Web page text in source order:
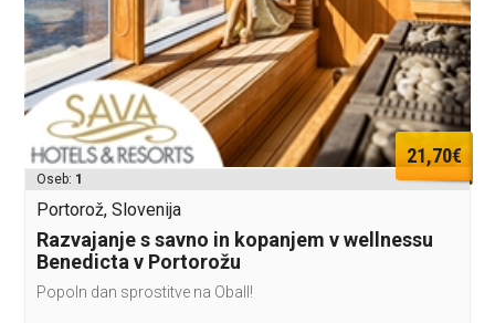
21,70€
Oseb: 1
Portorož, Slovenija
Razvajanje s savno in kopanjem v wellnessu
Benedicta v Portorožu
Popoln dan sprostitve na ObalI!